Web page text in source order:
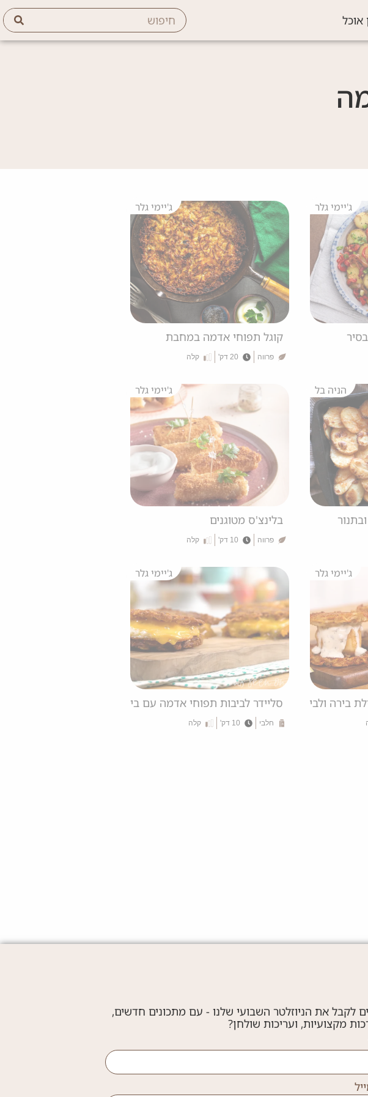
אוכל
ג'יימי גלר ג'יימי גלר
קוגל תפוחי אדמה במחבת
פרווה 20 דק' קלה
הניה בל ג'יימי גלר
בלינצ'ס מטוגנים
פרווה 10 דק' קלה
ג'יימי גלר
בירה ולביבות תפוחי אדמה
ג'יימי גלר
סליידר לביבות תפוחי אדמה עם ביצה מטוגנת וגבינה
חלבי 10 דק' קלה
ג'יימי גלר ג'יימי גלר
לביבות קפרזה: לביבות תפוחי אדמה וגבינה